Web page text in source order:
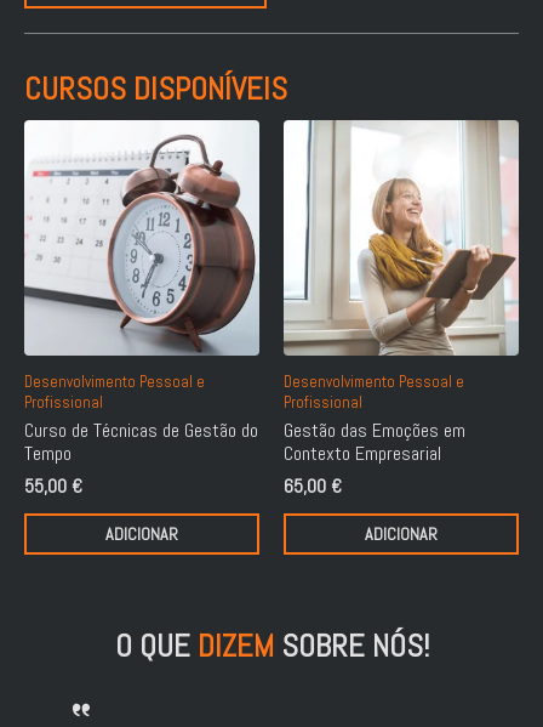
CURSOS DISPONÍVEIS
Desenvolvimento Pessoal e
Profissional
Curso de Técnicas de Gestão do
Tempo
55,00 €
ADICIONAR
Desenvolvimento Pessoal e
Profissional
Gestão das Emoções em
Contexto Empresarial
65,00 €
ADICIONAR
O QUE DIZEM SOBRE NÓS!